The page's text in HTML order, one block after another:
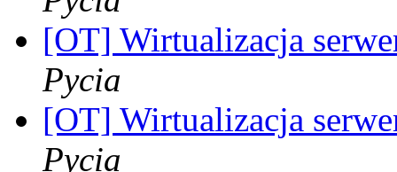
[OT] Wirtualizacja
Pycia
[OT] Wirtualizacja
Pycia